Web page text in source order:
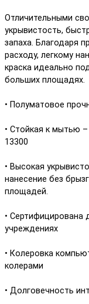
Отличительными
укрывистость,
запаха. Благодаря
расходу, легкому
краска идеально
больших площадях.
• Полуматовое
• Стойкая к мытью –
13300
• Высокая
нанесение без
площадей.
• Сертифицирована
учреждениях
• Колеровка
колерами
• Долговечность